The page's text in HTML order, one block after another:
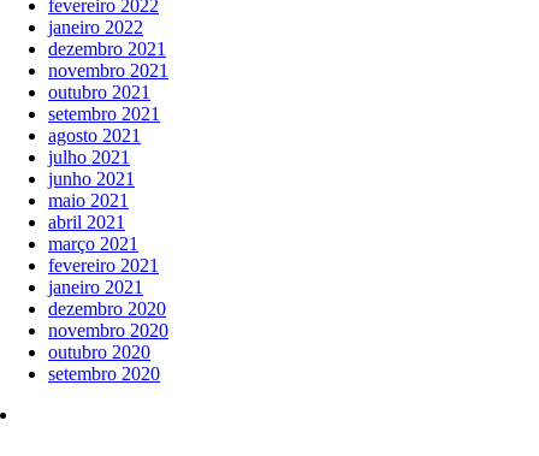
fevereiro 2022
janeiro 2022
dezembro 2021
novembro 2021
outubro 2021
setembro 2021
agosto 2021
julho 2021
junho 2021
maio 2021
abril 2021
março 2021
fevereiro 2021
janeiro 2021
dezembro 2020
novembro 2020
outubro 2020
setembro 2020